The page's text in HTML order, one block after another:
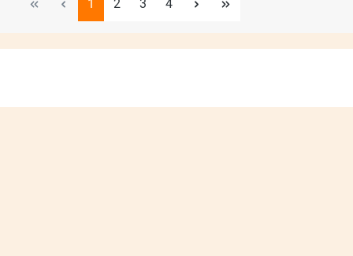
Seite
1 Seite
2 Seite
3 Seite
4